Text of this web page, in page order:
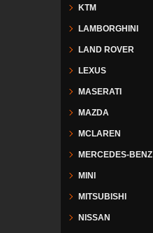
KTM
LAMBORGHINI
LAND ROVER
LEXUS
MASERATI
MAZDA
MCLAREN
MERCEDES-BENZ
MINI
MITSUBISHI
NISSAN